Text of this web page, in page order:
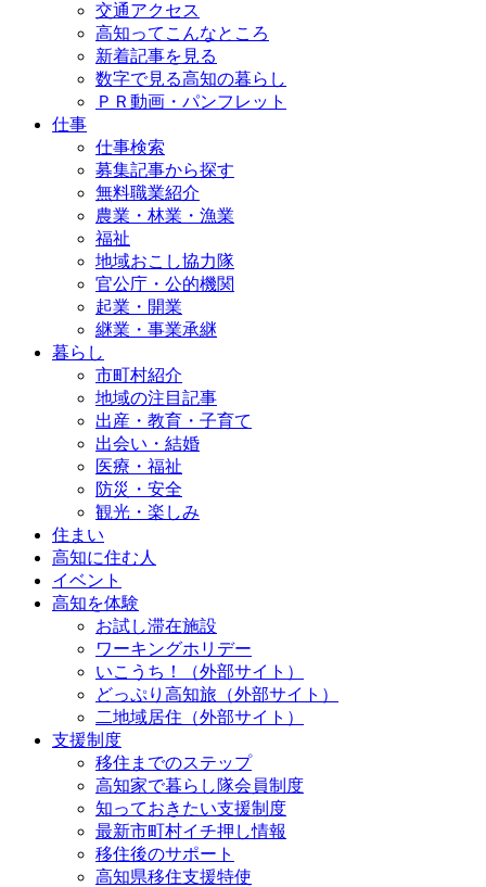
交通アクセス
高知ってこんなところ
新着記事を見る
数字で見る高知の暮らし
ＰＲ動画・パンフレット
仕事
仕事検索
募集記事から探す
無料職業紹介
農業・林業・漁業
福祉
地域おこし協力隊
官公庁・公的機関
起業・開業
継業・事業承継
暮らし
市町村紹介
地域の注目記事
出産・教育・子育て
出会い・結婚
医療・福祉
防災・安全
観光・楽しみ
住まい
高知に住む人
イベント
高知を体験
お試し滞在施設
ワーキングホリデー
いこうち！（外部サイト）
どっぷり高知旅（外部サイト）
二地域居住（外部サイト）
支援制度
移住までのステップ
高知家で暮らし隊会員制度
知っておきたい支援制度
最新市町村イチ押し情報
移住後のサポート
高知県移住支援特使